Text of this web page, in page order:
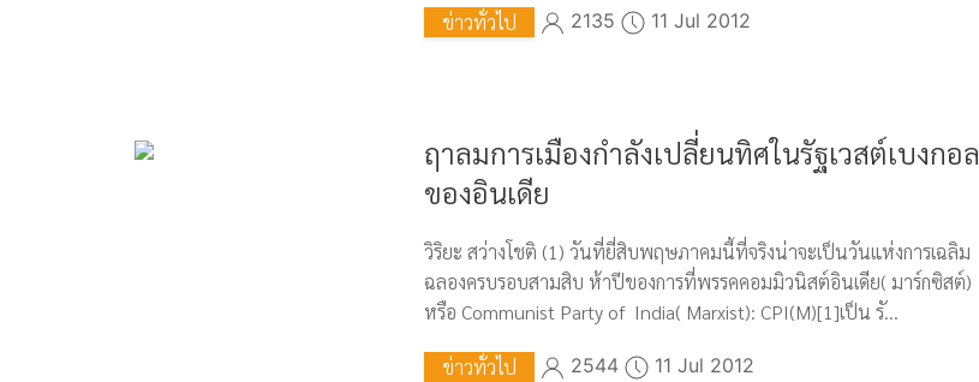
ข่าวทั่วไป 2135 11 Jul 2012
ฤาลมการเมืองกำลังเปลี่ยนทิศในรัฐเวสต์เบงกอล
ของอินเดีย
วิริยะ สว่างโชติ (1) วันที่ยี่สิบพฤษภาคมนี้ที่จริงน่าจะเป็นวันแห่งการเฉลิม
ฉลองครบรอบสามสิบ ห้าปีของการที่พรรคคอมมิวนิสต์อินเดีย( มาร์กซิสต์)
หรือ Communist Party of India( Marxist): CPI(M)[1]เป็น รั...
ข่าวทั่วไป 2544 11 Jul 2012